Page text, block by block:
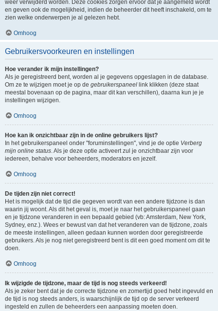
weer verwijderd worden. Deze cookies zorgen ervoor dat je aangemeld wordt
en geven ook de mogelijkheid, indien de beheerder dit heeft inschakeld, om te
zien welke onderwerpen je al gelezen hebt.
Omhoog
Gebruikersvoorkeuren en instellingen
Hoe verander ik mijn instellingen?
Als je geregistreerd bent, worden al je gegevens opgeslagen in de database.
Om ze te wijzigen moet je op de gebruikerspaneel link klikken (deze staat
meestal bovenaan op de pagina, maar dit kan verschillen), daarna kun je je
instellingen wijzigen.
Omhoog
Hoe kan ik onzichtbaar zijn in de online gebruikers lijst?
In het gebruikerspaneel onder "foruminstellingen", vind je de optie Verberg
mijn online status. Als je deze optie activeert zul je onzichtbaar zijn voor
iedereen, behalve voor beheerders, moderators en jezelf.
Omhoog
De tijden zijn niet correct!
Het is mogelijk dat de tijd die gegeven wordt van een andere tijdzone is dan
waarin jij woont. Als dit het geval is, moet je naar het gebruikerspaneel gaan
en je tijdzone veranderen in een bepaald gebied (vb: Amsterdam, New York,
Sydney, enz.). Wees er bewust van dat het veranderen van de tijdzone, zoals
de meeste instellingen, alleen gedaan kunnen worden door geregistreerde
gebruikers. Als je nog niet geregistreerd bent is dit een goed moment om dit te
doen.
Omhoog
Ik wijzigde de tijdzone, maar de tijd is nog steeds verkeerd!
Als je zeker bent dat je de correcte tijdzone en zomertijd goed hebt ingevuld en
de tijd is nog steeds anders, is waarschijnlijk de tijd op de server verkeerd
ingesteld en zullen de beheerders een aanpassing moeten doen.